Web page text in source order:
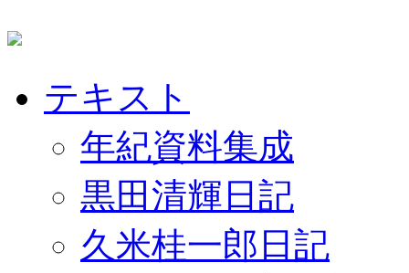
テキスト
年紀資料集成
黒田清輝日記
久米桂一郎日記